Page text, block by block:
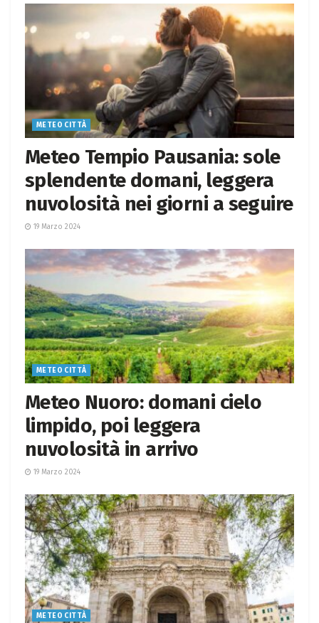
METEO CITTÀ
Meteo Tempio Pausania: sole
splendente domani, leggera
nuvolosità nei giorni a seguire
19 Marzo 2024
METEO CITTÀ
Meteo Nuoro: domani cielo
limpido, poi leggera
nuvolosità in arrivo
19 Marzo 2024
METEO CITTÀ